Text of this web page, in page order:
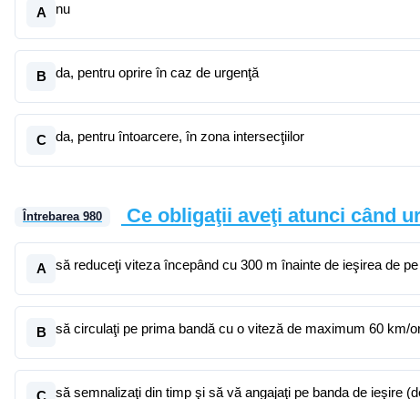
A nu
B da, pentru oprire în caz de urgenţă
C da, pentru întoarcere, în zona intersecţiilor
Întrebarea 980 Ce obligaţii aveţi atunci când
A să reduceţi viteza începând cu 300 m înainte de ieşirea de
B să circulaţi pe prima bandă cu o viteză de maximum 60 km/
C să semnalizaţi din timp şi să vă angajaţi pe banda de ieşire